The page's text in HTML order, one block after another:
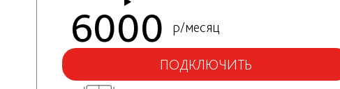
6000 р/месяц
ПОДКЛЮЧИТЬ